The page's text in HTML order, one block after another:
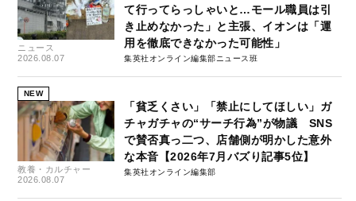
ニュース
2026.08.07
て行ってらっしゃいと…モール職員は引
き止めなかった」と主張、イオンは「運
用を徹底できなかった可能性」
集英社オンライン編集部ニュース班
NEW
教養・カルチャー
2026.08.07
「貧乏くさい」「禁止にしてほしい」ガ
チャガチャの“サーチ行為”が物議 SNS
で賛否真っ二つ、店舗側が明かした意外
な本音【2026年7月バズり記事5位】
集英社オンライン編集部